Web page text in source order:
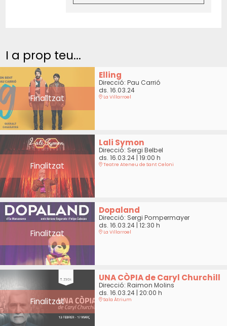
I a prop teu...
Finalitzat
Elling
Direcció: Pau Carrió
ds. 16.03.24
La Villarroel
Finalitzat
Lali Symon
Direcció: Sergi Belbel
ds. 16.03.24| 19:00 h
Teatre Ateneu de Sant Celoni
Finalitzat
Dopaland
Direcció: Sergi Pompermayer
ds. 16.03.24| 12:30 h
La Villarroel
Finalitzat
UNA CÒPIA de Caryl Churchill
Direcció: Raimon Molins
ds. 16.03.24| 20:00 h
Sala Àtrium